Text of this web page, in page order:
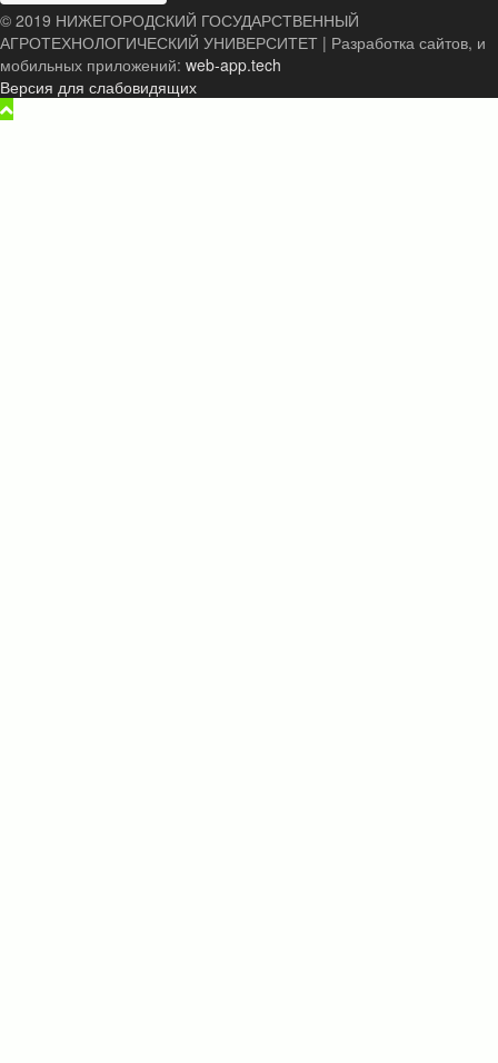
© 2019 НИЖЕГОРОДСКИЙ ГОСУДАРСТВЕННЫЙ
АГРОТЕХНОЛОГИЧЕСКИЙ УНИВЕРСИТЕТ | Разработка сайтов, и
мобильных приложений: web-app.tech
Версия для слабовидящих